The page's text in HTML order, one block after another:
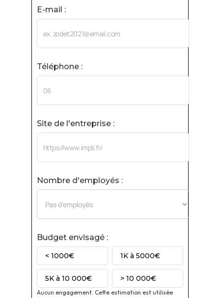
E-mail :
Téléphone :
Site de l'entreprise :
Nombre d'employés :
Budget envisagé :
< 1000€ 1K à 5000€
5K à 10 000€ > 10 000€
Aucun engagement. Cette estimation est utilisée